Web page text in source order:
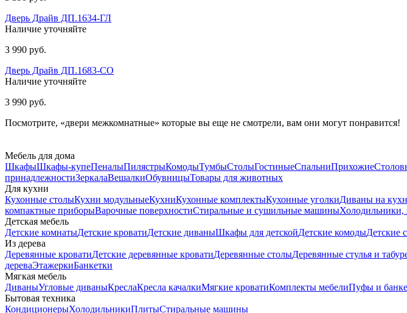
Дверь Драйв ДП.1634-ГЛ
Наличие уточняйте
3 990 руб.
Дверь Драйв ДП.1683-СО
Наличие уточняйте
3 990 руб.
Посмотрите, «двери межкомнатные» которые вы еще не смотрели, вам они могут понравится!
Мебель для дома
ШкафыШкафы-купеПеналыПилястрыКомодыТумбыСтолыГостиныеСпальниПрихожие
принадлежностиЗеркалаВешалкиОбувницыТовары для животных
Для кухни
Кухонные столыКухни модульныеКухниКухонные комплектыКухонные уголкиДиваны на
компактные приборыВарочные поверхностиСтиральные и сушильные машиныХолодильники,
Детская мебель
Детские комнатыДетские кроватиДетские диваныШкафы для детскойДетские комодыДетские
Из дерева
Деревянные кроватиДетские деревянные кроватиДеревянные столыДеревянные стулья и
дереваЭтажеркиБанкетки
Мягкая мебель
ДиваныУгловые диваныКреслаКресла качалкиМягкие кроватиКомплекты мебелиПуфы и
Бытовая техника
КондиционерыХолодильникиПлитыСтиральные машины